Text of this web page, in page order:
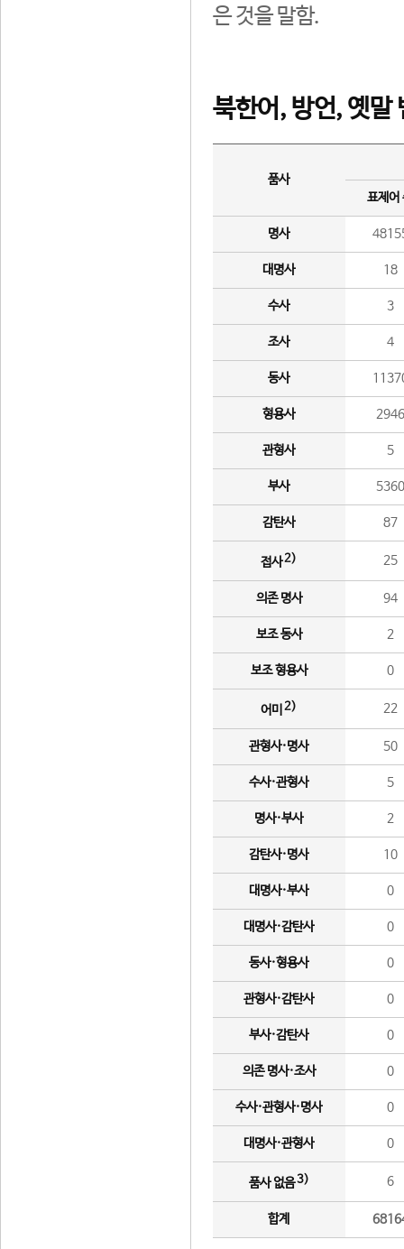
은 것을 말함.
북한어, 방언, 옛말
품사
표제어
명사
대명사 18
수사 3
조사 4
동사
형용사 2946
관형사 5
부사 5360
감탄사 87
접사2) 25
의존 명사 94
보조 동사 2
보조 형용사 0
어미 2) 22
관형사·명사 50
수사·관형사 5
명사·부사 2
감탄사·명사 10
대명사·부사 0
대명사·감탄사 0
동사·형용사 0
관형사·감탄사 0
부사·감탄사 0
의존 명사·조사 0
수사·관형사·명사 0
대명사·관형사 0
품사 없음3) 6
합계